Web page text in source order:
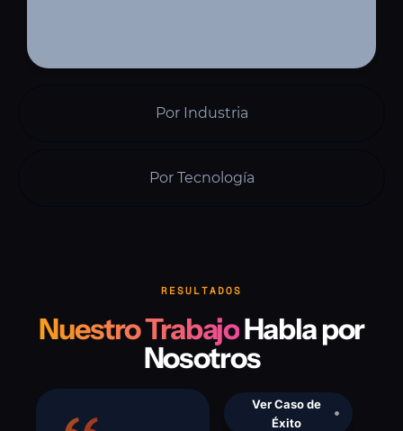
Por Industria
Por Tecnología
RESULTADOS
Nuestro TrabajoHabla por
Nosotros
Ver Caso de
Éxito